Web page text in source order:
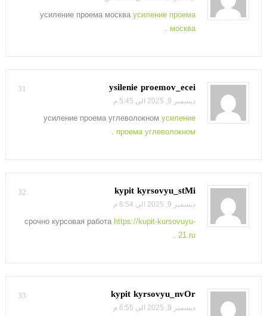
усиление проема москваусиление проема
москва
.
31 ysilenie proemov_ecei
ديسمبر 9, 2025 الي 5:45 م
усиление проема углеволокномусиление
проема углеволокном
.
32 kypit kyrsovyu_stMi
ديسمبر 9, 2025 الي 6:54 م
срочно курсовая работа https://kupit-kursovuyu-
21.ru
.
33 kypit kyrsovyu_nvOr
ديسمبر 9, 2025 الي 6:55 م